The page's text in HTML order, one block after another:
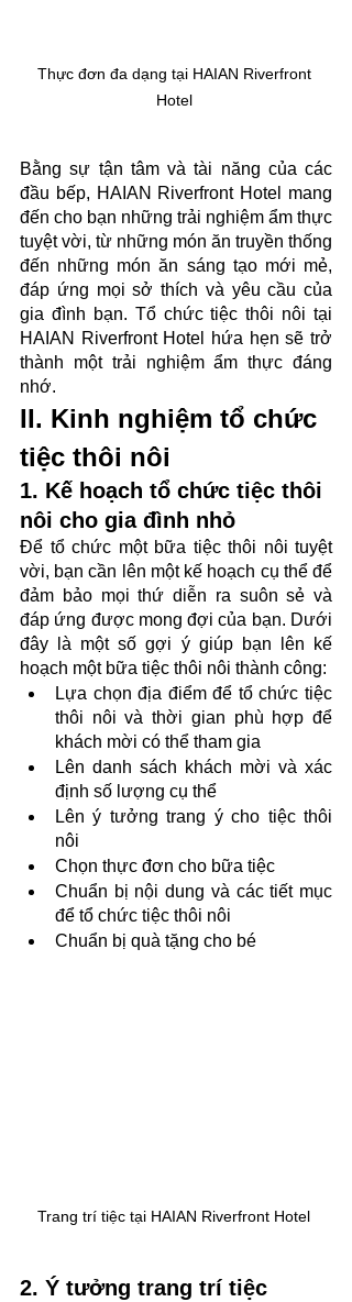
Thực đơn đa dạng tại HAIAN Riverfront
Hotel
Bằng sự tận tâm và tài năng của các
đầu bếp, HAIAN Riverfront Hotel mang
đến cho bạn những trải nghiệm ẩm thực
tuyệt vời, từ những món ăn truyền thống
đến những món ăn sáng tạo mới mẻ,
đáp ứng mọi sở thích và yêu cầu của
gia đình bạn. Tổ chức tiệc thôi nôi tại
HAIAN Riverfront Hotel hứa hẹn sẽ trở
thành một trải nghiệm ẩm thực đáng
nhớ.
II. Kinh nghiệm tổ chức
tiệc thôi nôi
1. Kế hoạch tổ chức tiệc thôi
nôi cho gia đình nhỏ
Để tổ chức một bữa tiệc thôi nôi tuyệt
vời, bạn cần lên một kế hoạch cụ thể để
đảm bảo mọi thứ diễn ra suôn sẻ và
đáp ứng được mong đợi của bạn. Dưới
đây là một số gợi ý giúp bạn lên kế
hoạch một bữa tiệc thôi nôi thành công:
Lựa chọn địa điểm để tổ chức tiệc
thôi nôi và thời gian phù hợp để
khách mời có thể tham gia
Lên danh sách khách mời và xác
định số lượng cụ thể
Lên ý tưởng trang ý cho tiệc thôi
nôi
Chọn thực đơn cho bữa tiệc
Chuẩn bị nội dung và các tiết mục
để tổ chức tiệc thôi nôi
Chuẩn bị quà tặng cho bé
Trang trí tiệc tại HAIAN Riverfront Hotel
2. Ý tưởng trang trí tiệc